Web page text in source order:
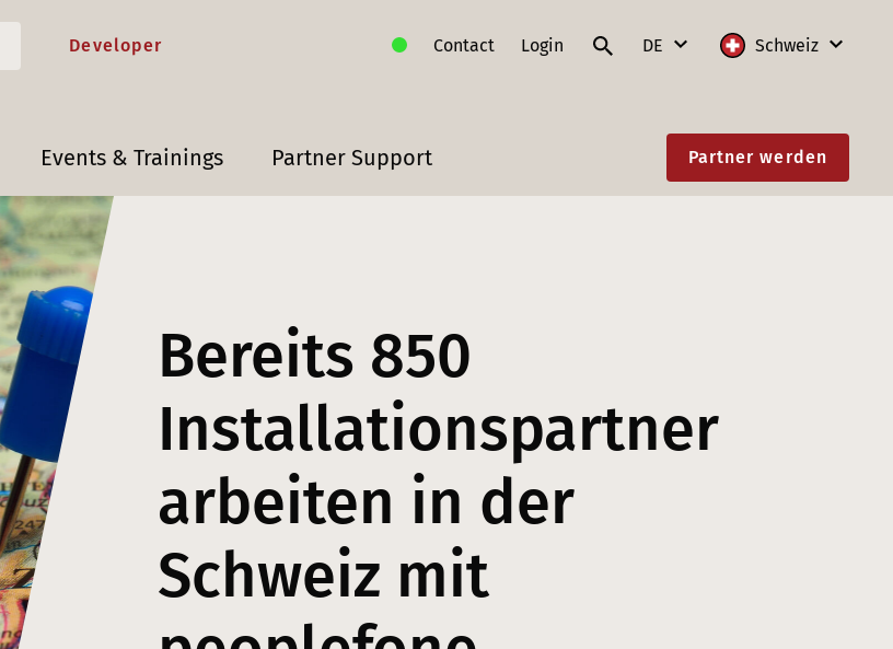
Developer Contact Login DE Schweiz
Deutschland
Events & Trainings Partner Support Partner werden
Bereits 850
Installationspartner
arbeiten in der
Schweiz mit